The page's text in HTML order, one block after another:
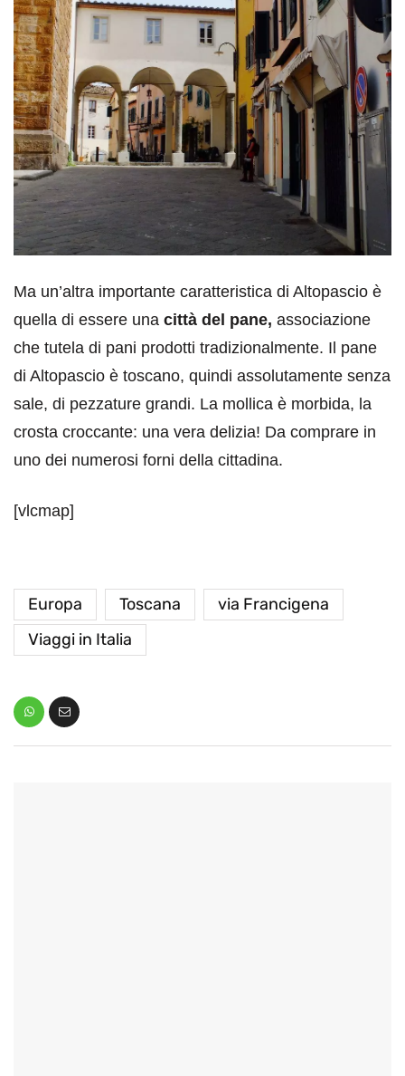
Ma un’altra importante caratteristica di Altopascio è
quella di essere una città del pane, associazione
che tutela di pani prodotti tradizionalmente. Il pane
di Altopascio è toscano, quindi assolutamente senza
sale, di pezzature grandi. La mollica è morbida, la
crosta croccante: una vera delizia! Da comprare in
uno dei numerosi forni della cittadina.
[vlcmap]
Europa Toscana
via Francigena
Viaggi in Italia